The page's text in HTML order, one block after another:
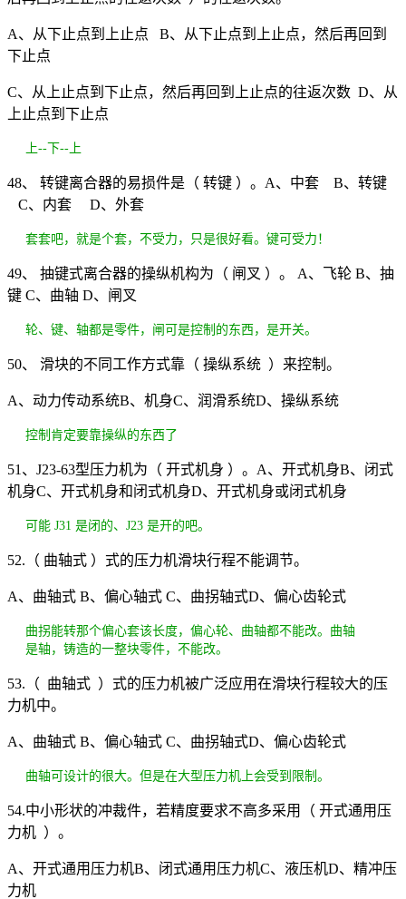
A、从下止点到上止点 B、从下止点到上止点，然后再回到
下止点
C、从上止点到下止点，然后再回到上止点的往返次数 D、从
上止点到下止点
上--下--上
48、 转键离合器的易损件是（ 转键 ）。A、中套 B、转键
C、内套 D、外套
套套吧，就是个套，不受力，只是很好看。键可受力！
49、 抽键式离合器的操纵机构为（ 闸叉 ）。 A、飞轮 B、抽
键 C、曲轴 D、闸叉
轮、键、轴都是零件，闸可是控制的东西，是开关。
50、 滑块的不同工作方式靠（ 操纵系统 ）来控制。
A、动力传动系统B、机身C、润滑系统D、操纵系统
控制肯定要靠操纵的东西了
51、J23-63型压力机为（ 开式机身 ）。A、开式机身B、闭式
机身C、开式机身和闭式机身D、开式机身或闭式机身
可能 J31 是闭的、J23 是开的吧。
52.（ 曲轴式 ）式的压力机滑块行程不能调节。
A、曲轴式 B、偏心轴式 C、曲拐轴式D、偏心齿轮式
曲拐能转那个偏心套该长度，偏心轮、曲轴都不能改。曲轴
是轴，铸造的一整块零件，不能改。
53.（ 曲轴式 ）式的压力机被广泛应用在滑块行程较大的压
力机中。
A、曲轴式 B、偏心轴式 C、曲拐轴式D、偏心齿轮式
曲轴可设计的很大。但是在大型压力机上会受到限制。
54.中小形状的冲裁件，若精度要求不高多采用（ 开式通用压
力机 ）。
A、开式通用压力机B、闭式通用压力机C、液压机D、精冲压
力机